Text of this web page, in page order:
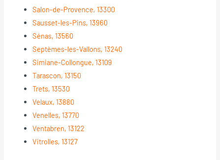
Salon-de-Provence, 13300
Sausset-les-Pins, 13960
Sénas, 13560
Septèmes-les-Vallons, 13240
Simiane-Collongue, 13109
Tarascon, 13150
Trets, 13530
Velaux, 13880
Venelles, 13770
Ventabren, 13122
Vitrolles, 13127